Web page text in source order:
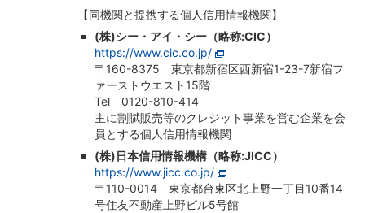
【同機関と提携する個人信用情報機関】
(株)シー・アイ・シー（略称:CIC）
https://www.cic.co.jp/
〒160-8375 東京都新宿区西新宿1-23-7新宿フ
ァーストウエスト15階
Tel 0120-810-414
主に割賦販売等のクレジット事業を営む企業を会
員とする個人信用情報機関
(株)日本信用情報機構（略称:JICC）
https://www.jicc.co.jp/
〒110-0014 東京都台東区北上野一丁目10番14
号住友不動産上野ビル5号館